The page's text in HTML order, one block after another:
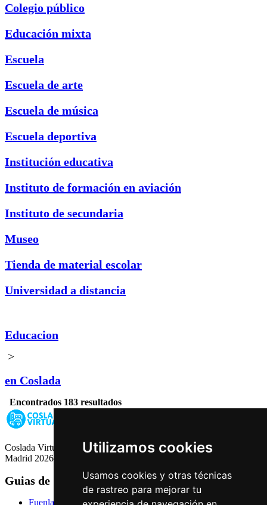
Utilizamos cookies
Usamos cookies y otras técnicas
de rastreo para mejorar tu
Colegio público
Educación mixta
Escuela
Escuela de arte
Escuela de música
Escuela deportiva
Institución educativa
Instituto de formación en aviación
Instituto de secundaria
Museo
Tienda de material escolar
Universidad a distancia
Educacion
>
en Coslada
Encontrados 183 resultados
Coslada Virtual: Guia de Empresas, Ocio y Servicios de Coslada,
Madrid 2026
Guias de Ciudades
Fuenlabrada